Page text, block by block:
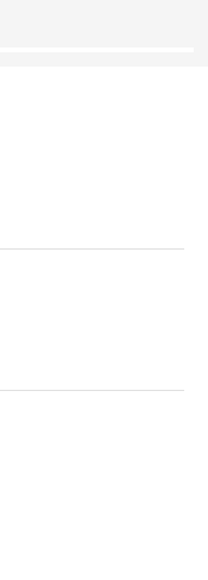
Verde suave (selected)